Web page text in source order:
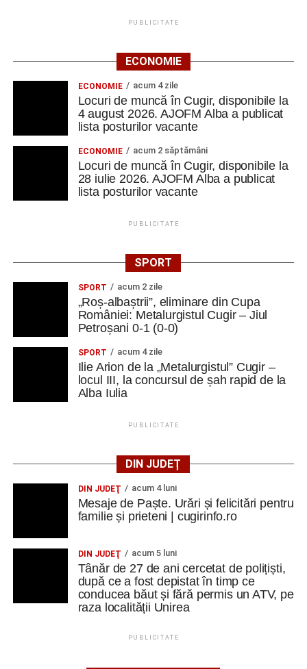
PUBLICITATE
ECONOMIE
ECONOMIE acum 4 zile
Locuri de muncă în Cugir, disponibile la
4 august 2026. AJOFM Alba a publicat
lista posturilor vacante
ECONOMIE acum 2 săptămâni
Locuri de muncă în Cugir, disponibile la
28 iulie 2026. AJOFM Alba a publicat
lista posturilor vacante
PUBLICITATE
SPORT
SPORT acum 2 zile
„Roș-albaștrii”, eliminare din Cupa
României: Metalurgistul Cugir – Jiul
Petroșani 0-1 (0-0)
SPORT acum 4 zile
Ilie Arion de la „Metalurgistul” Cugir –
locul III, la concursul de șah rapid de la
Alba Iulia
PUBLICITATE
DIN JUDEȚ
DIN JUDEŢ acum 4 luni
Mesaje de Paște. Urări și felicitări pentru
familie și prieteni | cugirinfo.ro
DIN JUDEŢ acum 5 luni
Tânăr de 27 de ani cercetat de polițiști,
după ce a fost depistat în timp ce
conducea băut și fără permis un ATV, pe
raza localității Unirea
PUBLICITATE